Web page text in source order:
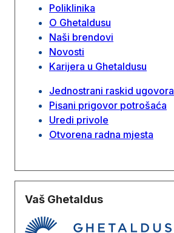
Poliklinika
O Ghetaldusu
Naši brendovi
Novosti
Karijera u Ghetaldusu
Jednostrani raskid ugovora
Pisani prigovor potrošaća
Uredi privole
Otvorena radna mjesta
Vaš Ghetaldus